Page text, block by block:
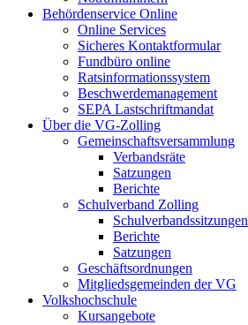
Behördenservice Online
Online Services
Sicheres Kontaktformular
Fundbüro online
Ratsinformationssystem
Beschwerdemanagement
SEPA Lastschriftmandat
Über die VG-Zolling
Gemeinschaftsversammlung
Verbandsräte
Satzungen
Berichte
Schulverband Zolling
Schulverbandssitzungen
Berichte
Satzungen
Geschäftsordnungen
Mitgliedsgemeinden der VG
Volkshochschule
Kursangebote